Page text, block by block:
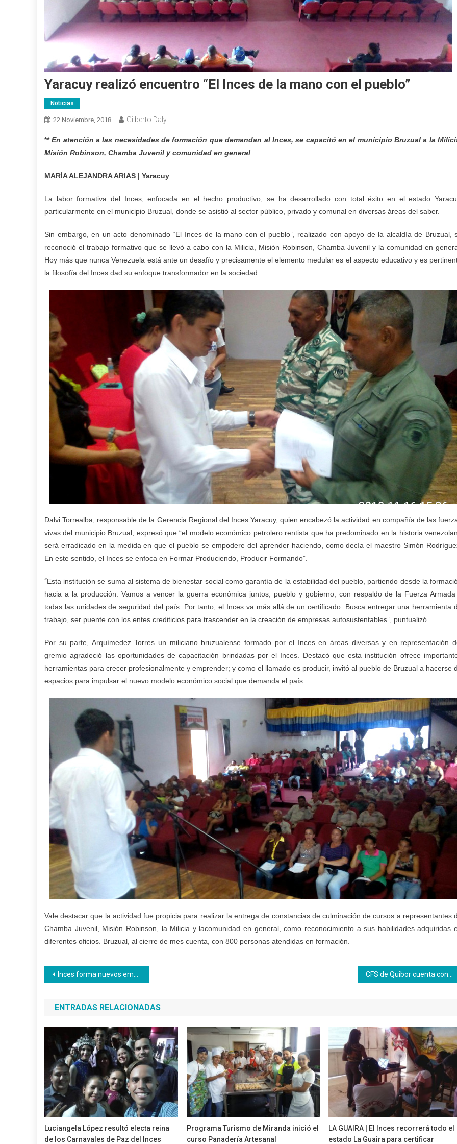
Yaracuy realizó encuentro “El Inces de la mano con el pueblo”
Noticias
22 Noviembre, 2018 Gilberto Daly
**En atención a las necesidades de formación que demandan al Inces, se capacitó en el municipio Bruzual a la
Misión Robinson, Chamba Juvenil y comunidad en general
MARÍA ALEJANDRA ARIAS | Yaracuy
La labor formativa del Inces, enfocada en el hecho productivo, se ha desarrollado con total éxito en el estado
particularmente en el municipio Bruzual, donde se asistió al sector público, privado y comunal en diversas áreas del saber.
Sin embargo, en un acto denominado “El Inces de la mano con el pueblo”, realizado con apoyo de la alcaldía de Bruzual,
reconoció el trabajo formativo que se llevó a cabo con la Milicia, Misión Robinson, Chamba Juvenil y la comunidad en
Hoy más que nunca Venezuela está ante un desafío y precisamente el elemento medular es el aspecto educativo y es
la filosofía del Inces dad su enfoque transformador en la sociedad.
Dalvi Torrealba, responsable de la Gerencia Regional del Inces Yaracuy, quien encabezó la actividad en compañía de las
vivas del municipio Bruzual, expresó que “el modelo económico petrolero rentista que ha predominado en la historia
será erradicado en la medida en que el pueblo se empodere del aprender haciendo, como decía el maestro Simón
En este sentido, el Inces se enfoca en Formar Produciendo, Producir Formando”.
“Esta institución se suma al sistema de bienestar social como garantía de la estabilidad del pueblo, partiendo desde la
hacia a la producción. Vamos a vencer la guerra económica juntos, pueblo y gobierno, con respaldo de la Fuerza
todas las unidades de seguridad del país. Por tanto, el Inces va más allá de un certificado. Busca entregar una herramienta
trabajo, ser puente con los entes crediticios para trascender en la creación de empresas autosustentables”, puntualizó.
Por su parte, Arquímedez Torres un miliciano bruzualense formado por el Inces en áreas diversas y en representación
gremio agradeció las oportunidades de capacitación brindadas por el Inces. Destacó que esta institución ofrece
herramientas para crecer profesionalmente y emprender; y como el llamado es producir, invitó al pueblo de Bruzual a hacerse
espacios para impulsar el nuevo modelo económico social que demanda el país.
Vale destacar que la actividad fue propicia para realizar la entrega de constancias de culminación de cursos a representantes
Chamba Juvenil, Misión Robinson, la Milicia y lacomunidad en general, como reconocimiento a sus habilidades adquiridas
diferentes oficios. Bruzual, al cierre de mes cuenta, con 800 personas atendidas en formación.
Navegación
de
entradas
Inces forma nuevos emprendedores que apuestan al desarrollo textil de la región larense
ENTRADAS RELACIONADAS
Luciangela López resultó electa reina
de los Carnavales de Paz del Inces
Programa Turismo de Miranda inició el
curso Panadería Artesanal
LA GUAIRA | El Inces recorrerá todo el
estado La Guaira para certificar